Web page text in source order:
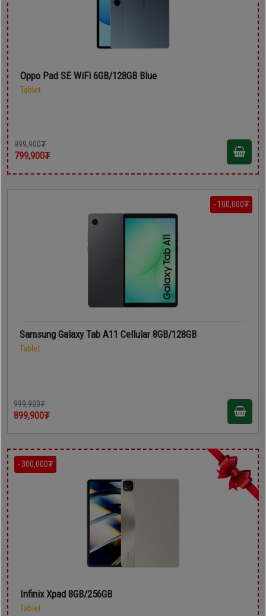
Oppo Pad SE WiFi 6GB/128GB Blue
Tablet
999,900₮
799,900₮
- 100,000₮
Samsung Galaxy Tab A11 Cellular 8GB/128GB
Tablet
999,900₮
899,900₮
- 300,000₮
Infinix Xpad 8GB/256GB
Tablet